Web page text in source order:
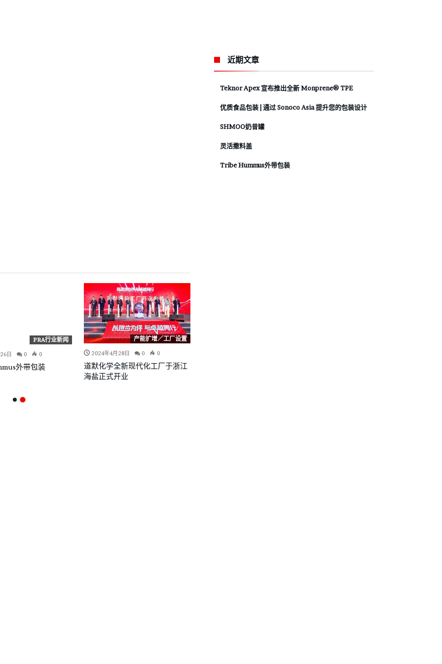
PRA行业新闻
日 0 0
外带包装
产能扩增／工厂设置
2024年4月28日 0 0
道默化学全新现代化工厂于浙江
海盐正式开业
近期文章
Teknor Apex 宣布推出全新 Monprene® TPE
优质食品包装 | 通过 Sonoco Asia 提升您的包装设计
SHMOO奶昔罐
灵活撒料盖
Tribe Hummus外带包装